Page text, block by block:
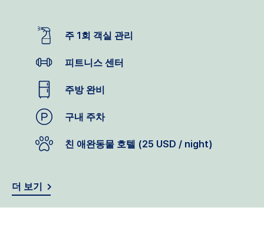
주 1회 객실 관리
피트니스 센터
주방 완비
구내 주차
친 애완동물 호텔 (25 USD / night)
더 보기